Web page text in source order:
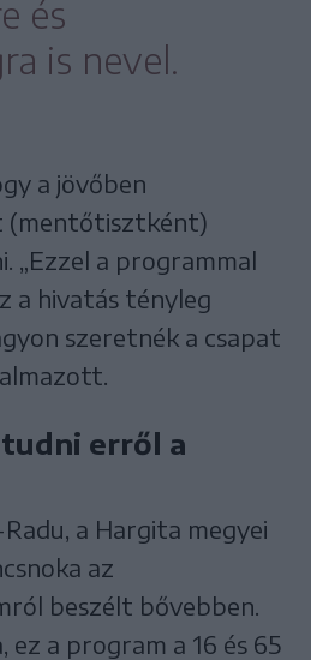
és
is nevel.
a jövőben
(mentőtisztként)
„Ezzel a programmal
a hivatás tényleg
szeretnék a csapat
erről a
a Hargita megyei
az
beszélt bővebben.
a program a 16 és 65